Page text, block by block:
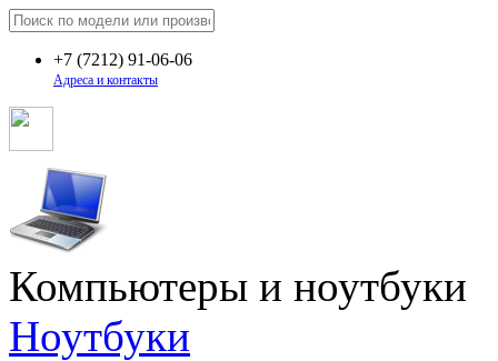
+7 (7212) 91-06-06
Адреса и контакты
Компьютеры и ноутбуки
Ноутбуки